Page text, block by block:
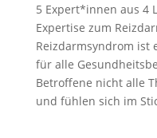
5 Expert*innen aus 4
Expertise zum
Reizdarmsyndrom ist
für alle
Betroffene nicht alle
und fühlen sich im